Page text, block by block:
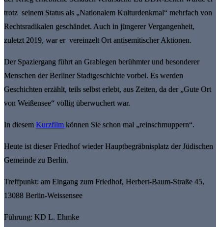
trotz seinem Status als „Nationalem Kulturdenkmal“ mehrfach von
Rechtsradikalen geschändet. Auch in jüngerer Vergangenheit,
zuletzt 2019, war er vereinzelt Ort antisemitischer Aktionen.
Der Spaziergang führt an Grablegen berühmter und besonderer
Menschen der Berliner Stadtgeschichte vorbei. Es werden
Geschichten erzählt, teils selbst erlebt, aus Zeiten, da der „Gute Ort
von Weißensee“ völlig überwuchert war.
In diesem Kurzfilm können Sie schon mal „reinschmuppern“.
Heute ist dieser Friedhof wieder Hauptbegräbnisplatz der Jüdischen
Gemeinde zu Berlin.
Treffpunkt: am Eingang zum Friedhof, Herbert-Baum-Straße 45,
13088 Berlin-Weissensee
Führung: KD L. Ehmke